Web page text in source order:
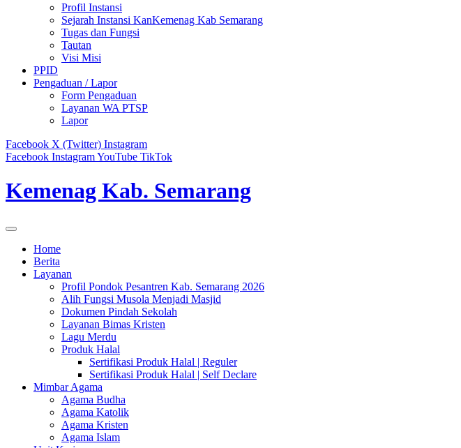
Profil Instansi
Sejarah Instansi KanKemenag Kab Semarang
Tugas dan Fungsi
Tautan
Visi Misi
PPID
Pengaduan / Lapor
Form Pengaduan
Layanan WA PTSP
Lapor
Facebook X (Twitter) Instagram
Facebook InstagramYouTube TikTok
Kemenag Kab. Semarang
Home
Berita
Layanan
Profil Pondok Pesantren Kab. Semarang 2026
Alih Fungsi Musola Menjadi Masjid
Dokumen Pindah Sekolah
Layanan Bimas Kristen
Lagu Merdu
Produk Halal
Sertifikasi Produk Halal | Reguler
Sertifikasi Produk Halal | Self Declare
Mimbar Agama
Agama Budha
Agama Katolik
Agama Kristen
Agama Islam